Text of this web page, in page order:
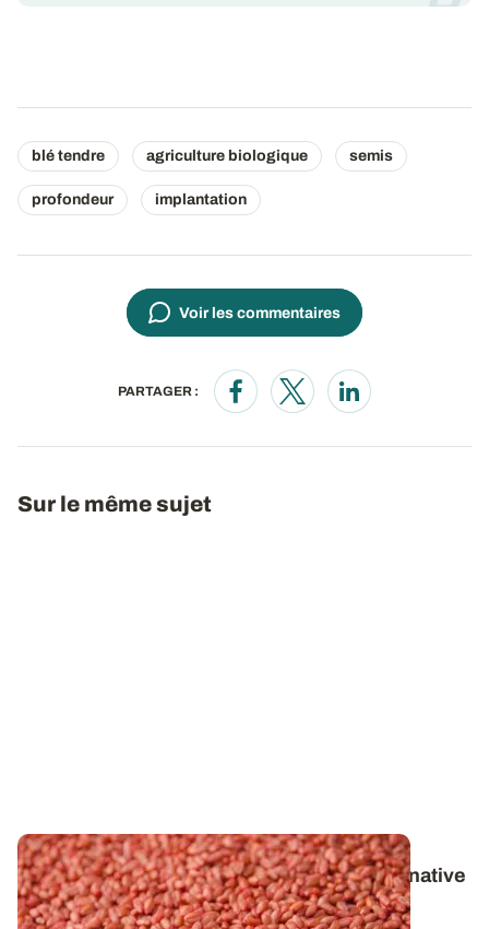
blé tendre agriculture biologique semis
profondeur implantation
Voir les commentaires
PARTAGER :
Opens in a new window
Opens in a new window
Opens in a new
Sur le même sujet
Céréales à paille : évaluer la qualité germinative
des semences de ferme